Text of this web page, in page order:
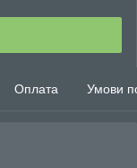
Оплата Умови